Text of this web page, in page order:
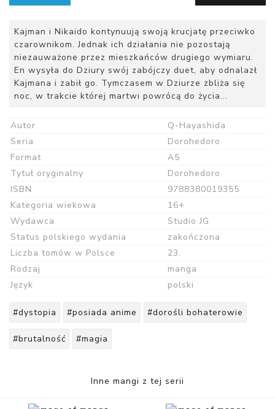
Kajman i Nikaido kontynuują swoją krucjatę przeciwko
czarownikom. Jednak ich działania nie pozostają
niezauważone przez mieszkańców drugiego wymiaru.
En wysyła do Dziury swój zabójczy duet, aby odnalazł
Kajmana i zabił go. Tymczasem w Dziurze zbliża się
noc, w trakcie której martwi powrócą do życia...
Autor
Q-Hayashida
Seria
Dorohedoro
Format
A5
Tytuł oryginalny
Dorohedoro
ISBN
9788380019355
Kategoria wiekowa
16+
Wydawca
Studio JG
Status polskiego wydania
zakończona
Liczba tomów w Polsce
23.
Rodzaj
manga
Język
polski
#dystopia #posiada anime #dorośli bohaterowie
#brutalność #magia
Inne mangi z tej serii